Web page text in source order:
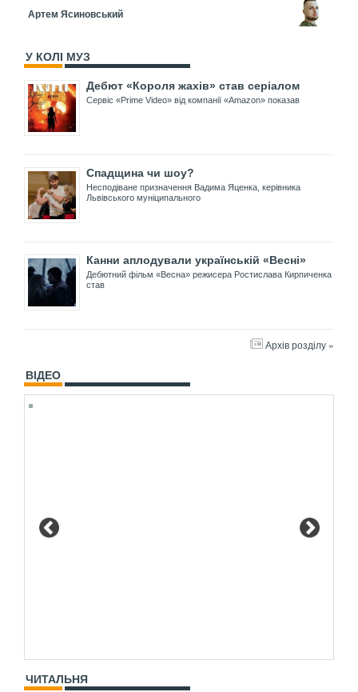
Артем Ясиновський
У КОЛІ МУЗ
Дебют «Короля жахів» став серіалом
Сервіс «Prime Video» від компанії «Amazon» показав
Спадщина чи шоу?
Несподіване призначення Вадима Яценка, керівника
Львівського муніципального
Канни аплодували українській «Весні»
Дебютний фільм «Весна» режисера Ростислава Кирпиченка
став
Архів розділу »
ВІДЕО
ЧИТАЛЬНЯ